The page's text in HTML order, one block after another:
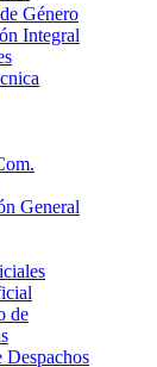
Género
Integral
General
de
Despachos